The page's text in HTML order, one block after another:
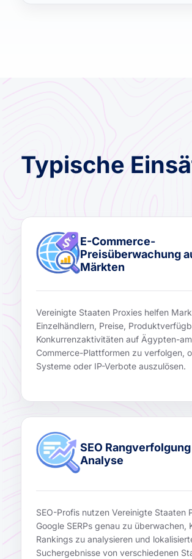
Typische
E-Commerce-
Preisüberwachung
Märkten
Vereinigte Staaten Proxies helfen
Einzelhändlern, Preise,
Konkurrenzaktivitäten auf Ägypten-
Commerce-Plattformen zu verfolgen,
Systeme oder IP-Verbote auszulösen.
SEO Rangverfolgung
Analyse
SEO-Profis nutzen Vereinigte Staaten
Google SERPs genau zu überwachen,
Rankings zu analysieren und
Suchergebnisse von verschiedenen